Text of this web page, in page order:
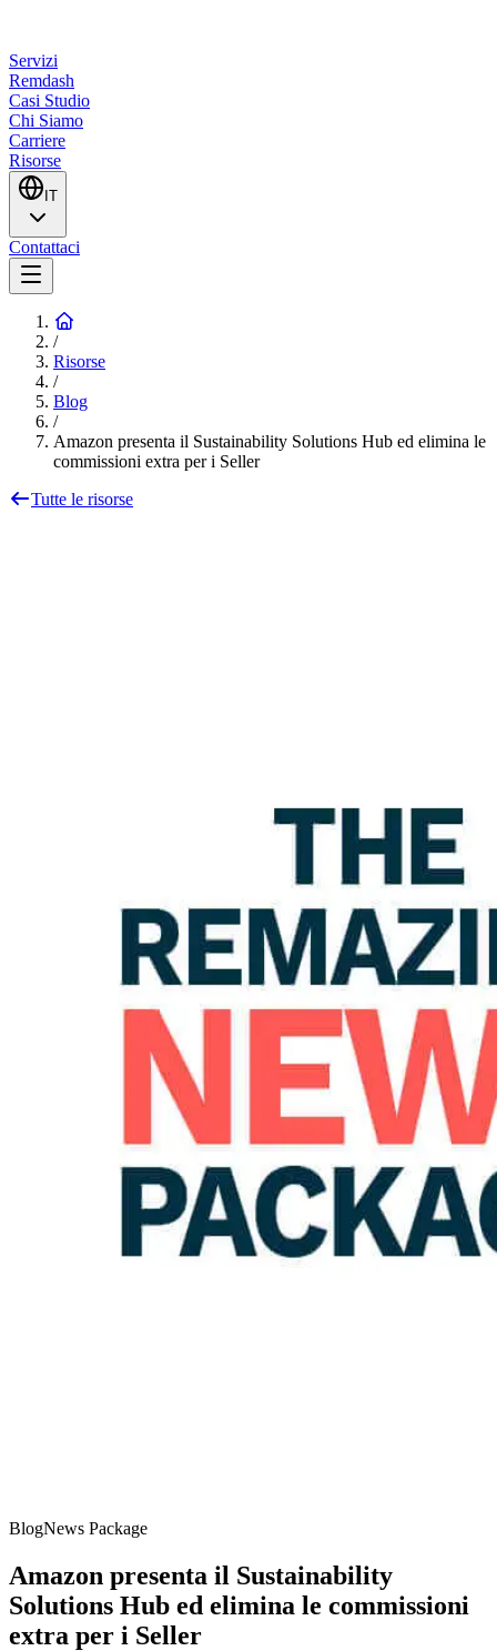
Servizi
Remdash
Casi Studio
Chi Siamo
Carriere
Risorse
IT
Contattaci
/
Risorse
/
Blog
/
Amazon presenta il Sustainability Solutions Hub ed elimina le
commissioni extra per i Seller
Tutte le risorse
BlogNews Package
Amazon presenta il Sustainability
Solutions Hub ed elimina le commissioni
extra per i Seller